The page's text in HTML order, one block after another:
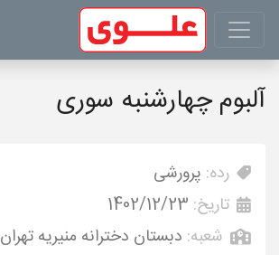
آلبوم چهارشنبه سوری
رده: پرورشی
تاریخ: 1402/12/23
شعبه: دبستان دخترانه منیریه تهران